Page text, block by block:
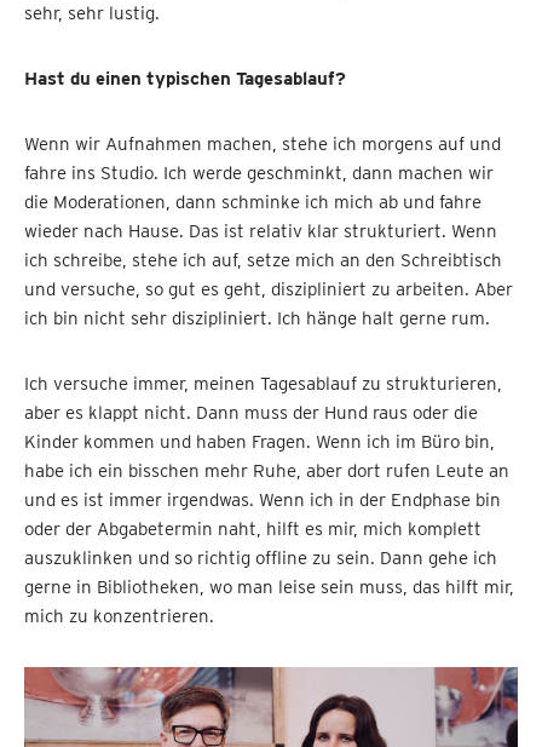
sehr, sehr lustig.
Hast du einen typischen Tagesablauf?
Wenn wir Aufnahmen machen, stehe ich morgens auf und
fahre ins Studio. Ich werde geschminkt, dann machen wir
die Moderationen, dann schminke ich mich ab und fahre
wieder nach Hause. Das ist relativ klar strukturiert. Wenn
ich schreibe, stehe ich auf, setze mich an den Schreibtisch
und versuche, so gut es geht, diszipliniert zu arbeiten. Aber
ich bin nicht sehr diszipliniert. Ich hänge halt gerne rum.
Ich versuche immer, meinen Tagesablauf zu strukturieren,
aber es klappt nicht. Dann muss der Hund raus oder die
Kinder kommen und haben Fragen. Wenn ich im Büro bin,
habe ich ein bisschen mehr Ruhe, aber dort rufen Leute an
und es ist immer irgendwas. Wenn ich in der Endphase bin
oder der Abgabetermin naht, hilft es mir, mich komplett
auszuklinken und so richtig offline zu sein. Dann gehe ich
gerne in Bibliotheken, wo man leise sein muss, das hilft mir,
mich zu konzentrieren.